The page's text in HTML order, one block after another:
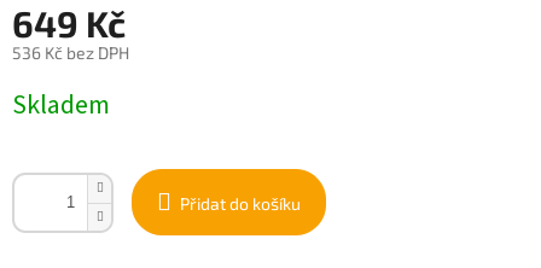
649 Kč
536 Kč bez DPH
cena:
Skladem
Přidat do košíku